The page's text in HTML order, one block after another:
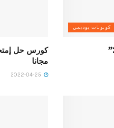
كوبونات يوديمي
مجانا